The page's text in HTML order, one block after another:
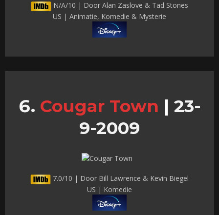
N/A/10 | Door Alan Zaslove & Tad Stones
US | Animatie, Komedie & Mysterie
Cougar Town | 23-
9-2009
7.0/10 | Door Bill Lawrence & Kevin Biegel
US | Komedie